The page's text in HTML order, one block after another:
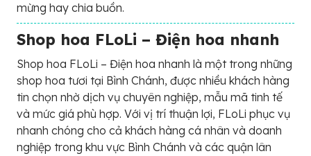
mừng hay chia buồn.
Shop hoa FLoLi – Điện hoa nhanh
Shop hoa FLoLi – Điện hoa nhanh là một trong những
shop hoa tươi tại Bình Chánh, được nhiều khách hàng
tin chọn nhờ dịch vụ chuyên nghiệp, mẫu mã tinh tế
và mức giá phù hợp. Với vị trí thuận lợi, FLoLi phục vụ
nhanh chóng cho cả khách hàng cá nhân và doanh
nghiệp trong khu vực Bình Chánh và các quận lân